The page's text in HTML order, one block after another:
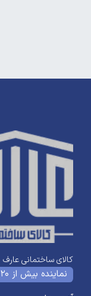
کالای ساختمانی عارف
نماینده بیش از 20 برند معتبر